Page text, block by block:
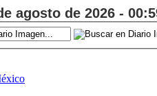
agosto de 2026 -